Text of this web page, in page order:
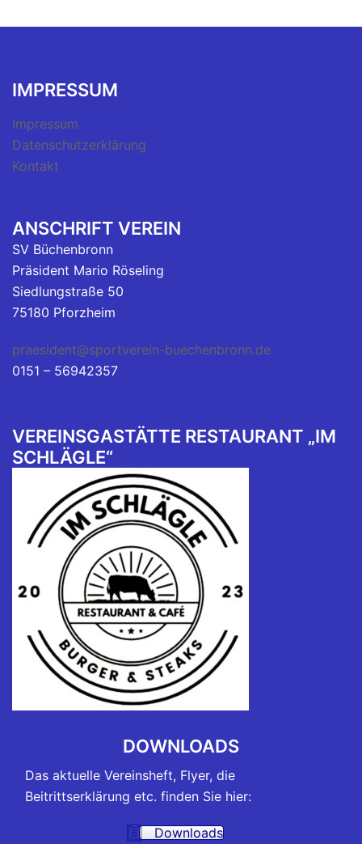
IMPRESSUM
Impressum
Datenschutzerklärung
Kontakt
ANSCHRIFT VEREIN
SV Büchenbronn
Präsident Mario Röseling
Siedlungstraße 50
75180 Pforzheim
praesident@sportverein-buechenbronn.de
0151 – 56942357
VEREINSGASTÄTTE RESTAURANT „IM
SCHLÄGLE“
DOWNLOADS
Das aktuelle Vereinsheft, Flyer, die
Beitrittserklärung etc. finden Sie hier:
Downloads